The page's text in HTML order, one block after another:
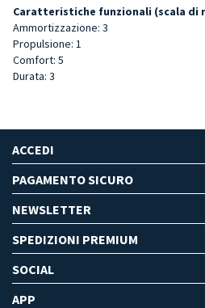
Caratteristiche funzionali (scala di
Ammortizzazione: 3
Propulsione: 1
Comfort: 5
Durata: 3
ACCEDI
PAGAMENTO SICURO
NEWSLETTER
SPEDIZIONI PREMIUM
SOCIAL
APP